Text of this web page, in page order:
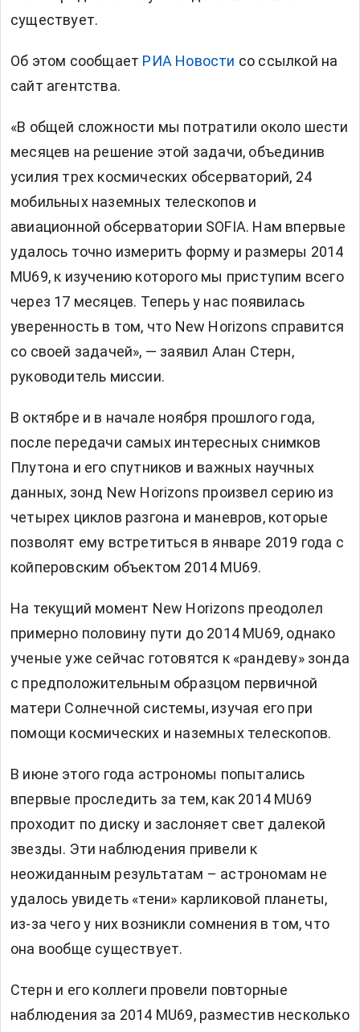
существует.
Об этом сообщает РИА Новости со ссылкой на
сайт агентства.
«В общей сложности мы потратили около шести
месяцев на решение этой задачи, объединив
усилия трех космических обсерваторий, 24
мобильных наземных телескопов и
авиационной обсерватории SOFIA. Нам впервые
удалось точно измерить форму и размеры 2014
MU69, к изучению которого мы приступим всего
через 17 месяцев. Теперь у нас появилась
уверенность в том, что New Horizons справится
со своей задачей», — заявил Алан Стерн,
руководитель миссии.
В октябре и в начале ноября прошлого года,
после передачи самых интересных снимков
Плутона и его спутников и важных научных
данных, зонд New Horizons произвел серию из
четырех циклов разгона и маневров, которые
позволят ему встретиться в январе 2019 года с
койперовским объектом 2014 MU69.
На текущий момент New Horizons преодолел
примерно половину пути до 2014 MU69, однако
ученые уже сейчас готовятся к «рандеву» зонда
с предположительным образцом первичной
матери Солнечной системы, изучая его при
помощи космических и наземных телескопов.
В июне этого года астрономы попытались
впервые проследить за тем, как 2014 MU69
проходит по диску и заслоняет свет далекой
звезды. Эти наблюдения привели к
неожиданным результатам – астрономам не
удалось увидеть «тени» карликовой планеты,
из-за чего у них возникли сомнения в том, что
она вообще существует.
Стерн и его коллеги провели повторные
наблюдения за 2014 MU69, разместив несколько